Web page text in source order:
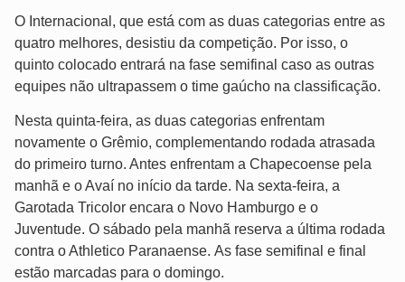
O Internacional, que está com as duas categorias entre as
quatro melhores, desistiu da competição. Por isso, o
quinto colocado entrará na fase semifinal caso as outras
equipes não ultrapassem o time gaúcho na classificação.
Nesta quinta-feira, as duas categorias enfrentam
novamente o Grêmio, complementando rodada atrasada
do primeiro turno. Antes enfrentam a Chapecoense pela
manhã e o Avaí no início da tarde. Na sexta-feira, a
Garotada Tricolor encara o Novo Hamburgo e o
Juventude. O sábado pela manhã reserva a última rodada
contra o Athletico Paranaense. As fase semifinal e final
estão marcadas para o domingo.